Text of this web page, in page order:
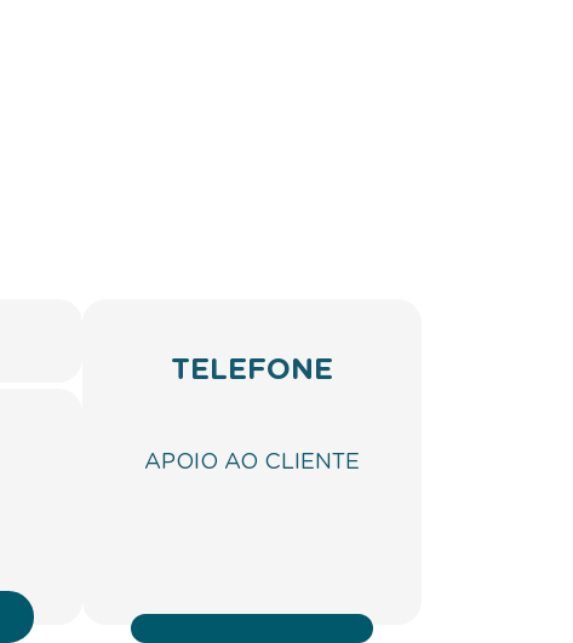
TELEFONE
APOIO AO CLIENTE